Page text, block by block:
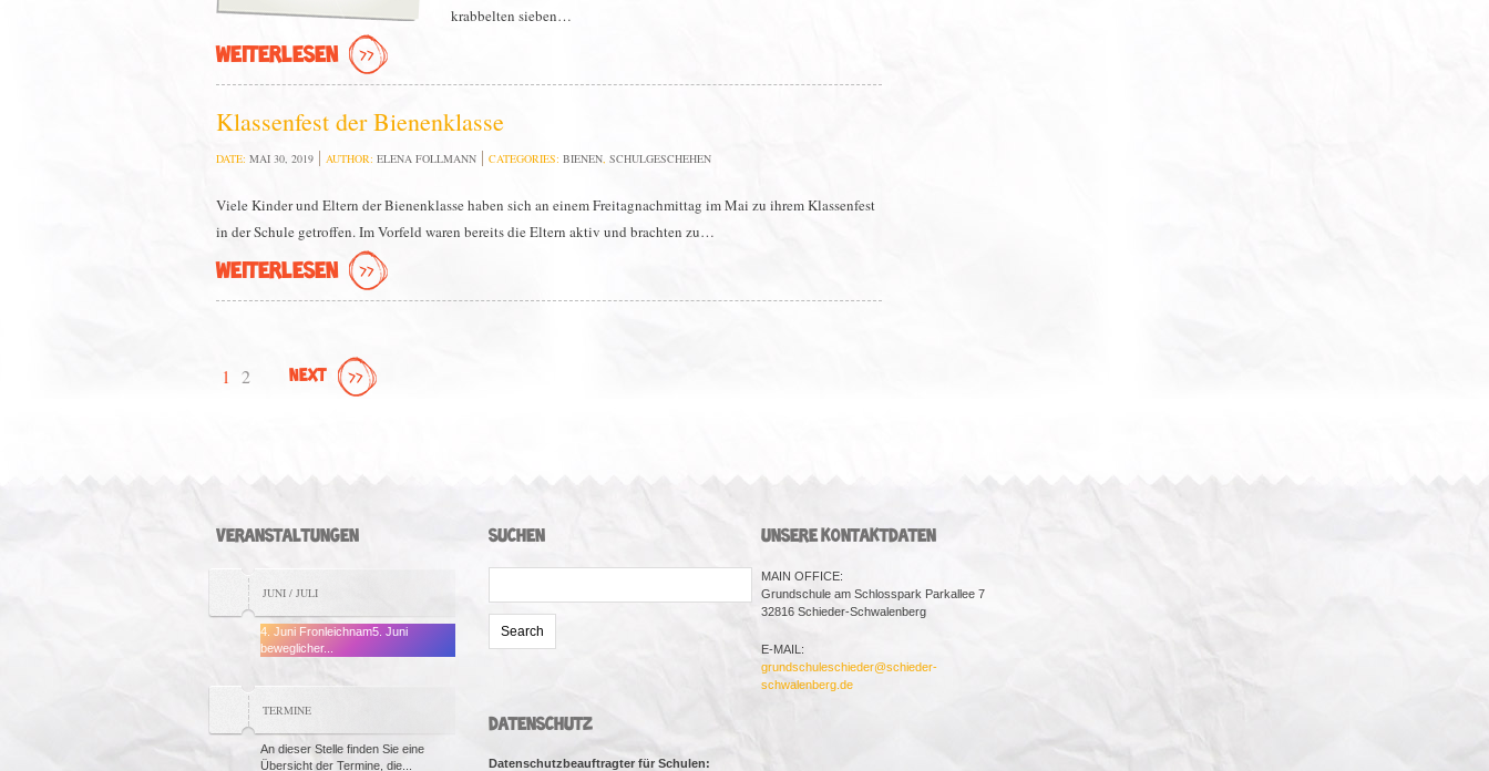
krabbelten sieben…
WEITERLESEN
Klassenfest der Bienenklasse
DATE: MAI 30, 2019 AUTHOR: ELENA FOLLMANN CATEGORIES: BIENEN, SCHULGESCHEHEN
Viele Kinder und Eltern der Bienenklasse haben sich an einem Freitagnachmittag im Mai zu ihrem Klassenfest
in der Schule getroffen. Im Vorfeld waren bereits die Eltern aktiv und brachten zu…
WEITERLESEN
1 2 NEXT
VERANSTALTUNGEN
JUNI / JULI
4. Juni Fronleichnam5. Juni
beweglicher...
TERMINE
An dieser Stelle finden Sie eine
Übersicht der Termine, die...
SUCHEN
DATENSCHUTZ
Datenschutzbeauftragter für Schulen:
UNSERE KONTAKTDATEN
MAIN OFFICE:
Grundschule am Schlosspark Parkallee 7
32816 Schieder-Schwalenberg
E-MAIL:
grundschuleschieder@schieder-
schwalenberg.de